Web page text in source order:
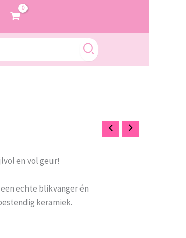
en vol geur!
echte blikvanger én
keramiek.